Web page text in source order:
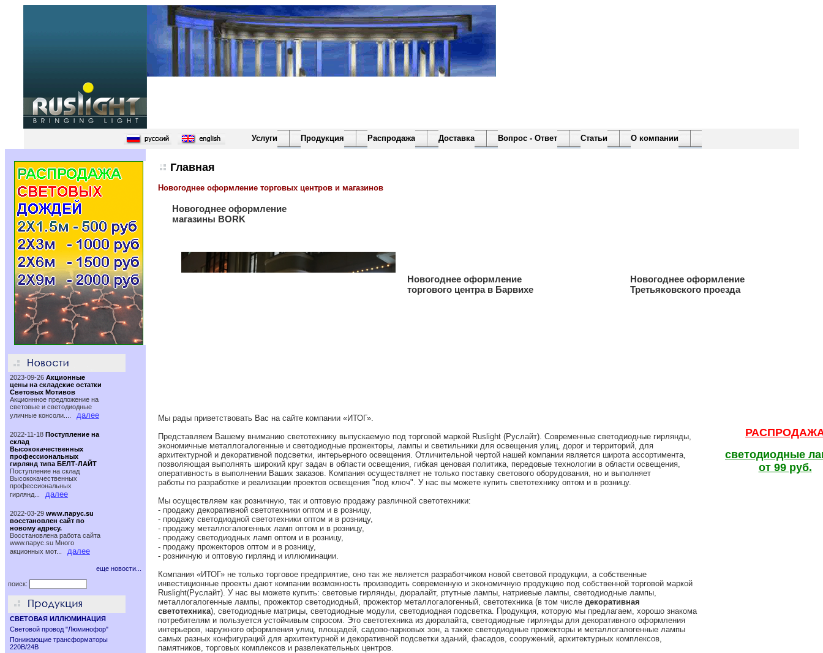
Услуги Продукция Распродажа Доставка Вопрос - Ответ Статьи О компании
2023-09-26 Акционные
цены на складские остатки
Световых Мотивов
Акционнное предложение на
световые и светодиодные
уличные консоли....
далее
2022-11-18 Поступление на
склад
Высококачественных
профессиональных
гирлянд типа БЕЛТ-ЛАЙТ
Поступление на склад
Высококачественных
профессиональных
гирлянд...
далее
2022-03-29 www.парус.su
восстановлен сайт по
новому адресу.
Восстановлена работа сайта
www.паруc.su Много
акционных мот...
далее
еще новости...
поиск:
СВЕТОВАЯ ИЛЛЮМИНАЦИЯ
Световой провод "Люминофор"
Понижающие трансформаторы
220В/24В
Главная
Новогоднее оформление торговых центров и магазинов
Новогоднее оформление
магазины BORK
Новогоднее оформление
торгового центра в Барвихе
Новогоднее оформление
Третьяковского проезда
Мы рады приветствовать Вас на сайте компании «ИТОГ».
Представляем Вашему вниманию светотехнику выпускаемую под торговой маркой Ruslight (Руслайт). Современные светодиодные гирлянды,
экономичные металлогалогенные и светодиодные прожекторы, лампы и светильники для освещения улиц, дорог и территорий, для
архитектурной и декоративной подсветки, интерьерного освещения. Отличительной чертой нашей компании является широта ассортимента,
позволяющая выполнять широкий круг задач в области освещения, гибкая ценовая политика, передовые технологии в области освещения,
оперативность в выполнении Ваших заказов. Компания осуществляет не только поставку светового оборудования, но и выполняет
работы по разработке и реализации проектов освещения "под ключ". У нас вы можете купить светотехнику оптом и в розницу.
Мы осуществляем как розничную, так и оптовую продажу различной светотехники:
- продажу декоративной светотехники оптом и в розницу,
- продажу светодиодной светотехники оптом и в розницу,
- продажу металлогалогенных ламп оптом и в розницу,
- продажу светодиодных ламп оптом и в розницу,
- продажу прожекторов оптом и в розницу,
- розничную и оптовую гирлянд и иллюминации.
Компания «ИТОГ» не только торговое предприятие, оно так же является разработчиком новой световой продукции, а собственные
инвестиционные проекты дают компании возможность производить современную и экономичную продукцию под собственной торговой маркой
Ruslight(Руслайт). У нас вы можете купить: световые гирлянды, дюралайт, ртутные лампы, натриевые лампы, светодиодные лампы,
металлогалогенные лампы, прожектор светодиодный, прожектор металлогалогенный, светотехника (в том числе декоративная
светотехника), светодиодные матрицы, светодиодные модули, светодиодная подсветка. Продукция, которую мы предлагаем, хорошо знакома
потребителям и пользуется устойчивым спросом. Это светотехника из дюралайта, светодиодные гирлянды для декоративного оформления
интерьеров, наружного оформления улиц, площадей, садово-парковых зон, а также светодиодные прожекторы и металлогалогенные лампы
самых разных конфигураций для архитектурной и декоративной подсветки зданий, фасадов, сооружений, архитектурных комплексов,
памятников, торговых комплексов и развлекательных центров.
светодиодные
от 99 руб.